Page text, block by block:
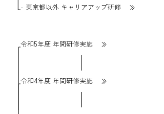
- 東京都以外 キャリアアップ研修
令和5年度 年間研修実施
令和4年度 年間研修実施